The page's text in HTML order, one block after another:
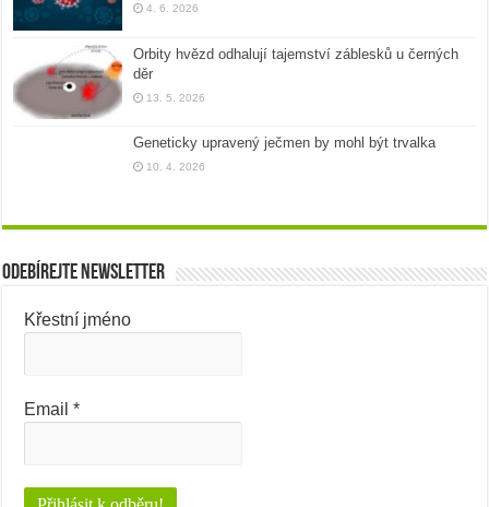
4. 6. 2026
Orbity hvězd odhalují tajemství záblesků u černých
děr
13. 5. 2026
Geneticky upravený ječmen by mohl být trvalka
10. 4. 2026
Odebírejte newsletter
Křestní jméno
Email*